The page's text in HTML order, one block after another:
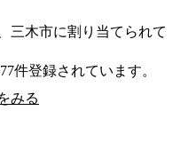
三木市に割り当てられて
件登録されています。
みる